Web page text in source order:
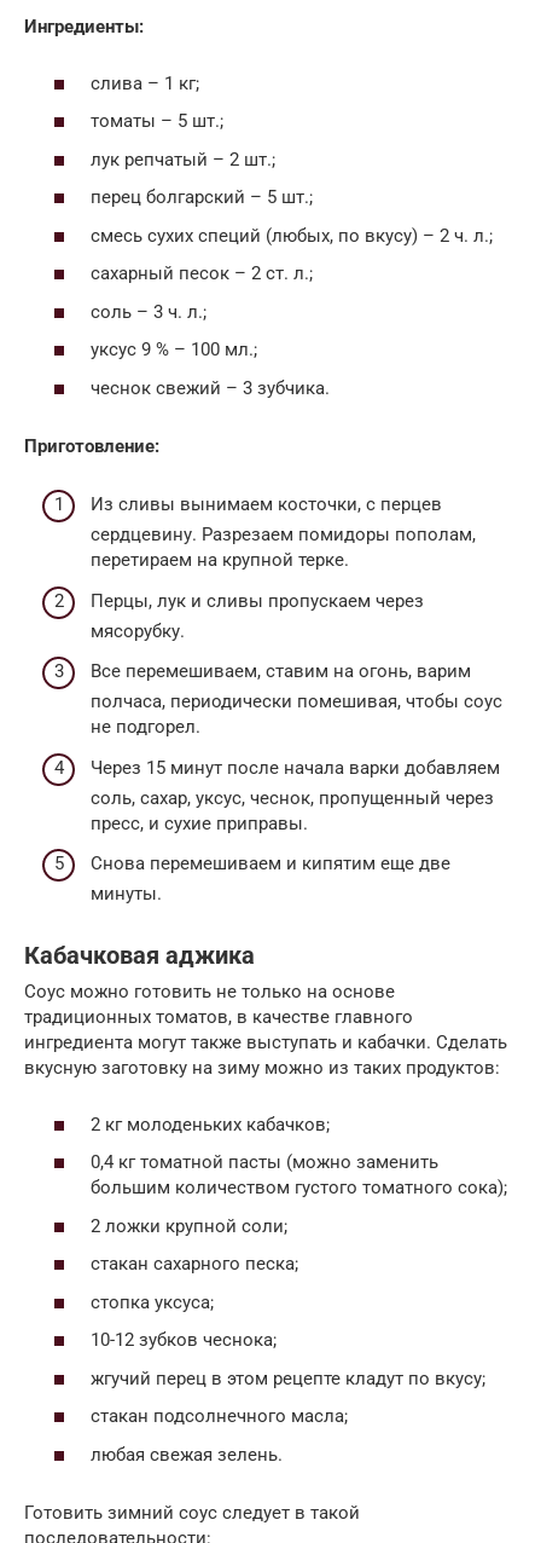
Ингредиенты:
слива – 1 кг;
томаты – 5 шт.;
лук репчатый – 2 шт.;
перец болгарский – 5 шт.;
смесь сухих специй (любых, по вкусу) – 2 ч. л.;
сахарный песок – 2 ст. л.;
соль – 3 ч. л.;
уксус 9 % – 100 мл.;
чеснок свежий – 3 зубчика.
Приготовление:
Из сливы вынимаем косточки, с перцев
сердцевину. Разрезаем помидоры пополам,
перетираем на крупной терке.
Перцы, лук и сливы пропускаем через
мясорубку.
Все перемешиваем, ставим на огонь, варим
полчаса, периодически помешивая, чтобы соус
не подгорел.
Через 15 минут после начала варки добавляем
соль, сахар, уксус, чеснок, пропущенный через
пресс, и сухие приправы.
Снова перемешиваем и кипятим еще две
минуты.
Кабачковая аджика
Соус можно готовить не только на основе
традиционных томатов, в качестве главного
ингредиента могут также выступать и кабачки. Сделать
вкусную заготовку на зиму можно из таких продуктов:
2 кг молоденьких кабачков;
0,4 кг томатной пасты (можно заменить
большим количеством густого томатного сока);
2 ложки крупной соли;
стакан сахарного песка;
стопка уксуса;
10-12 зубков чеснока;
жгучий перец в этом рецепте кладут по вкусу;
стакан подсолнечного масла;
любая свежая зелень.
Готовить зимний соус следует в такой
последовательности: